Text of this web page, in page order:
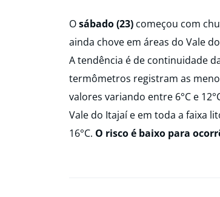
Osábado (23) começou com
ainda chove em áreas do Vale
A tendência é de continuidade
termômetros registram as
valores variando entre 6°C e
Vale do Itajaí e em toda a faixa
16°C. O risco é baixo para